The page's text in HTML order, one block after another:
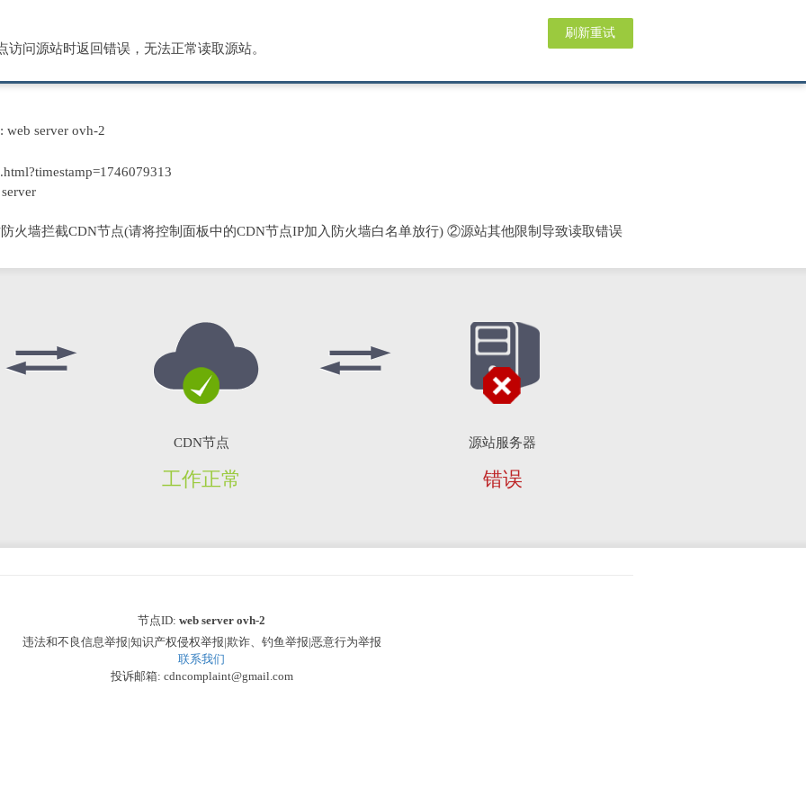
刷新重试
访问源站时返回错误，无法正常读取源站。
web server ovh-2
火墙拦截CDN节点(请将控制面板中的CDN节点IP加入防火墙白名单放行) ②源站其他限制导致读取错误
CDN节点
工作正常
源站服务器
错误
节点ID: web server ovh-2
违法和不良信息举报|知识产权侵权举报|欺诈、钓鱼举报|恶意行为举报
联系我们
投诉邮箱: cdncomplaint@gmail.com